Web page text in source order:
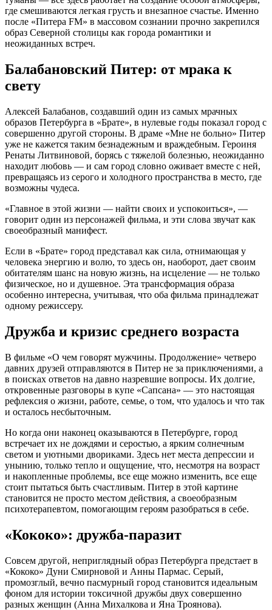
где смешиваются легкая грусть и внезапное счастье. Именно
после «Питера FM» в массовом сознании прочно закрепился
образ Северной столицы как города романтики и
неожиданных встреч.
Балабановский Питер: от мрака к
свету
Алексей Балабанов, создавший один из самых мрачных
образов Петербурга в «Брате», в нулевые годы показал город с
совершенно другой стороны. В драме «Мне не больно» Питер
уже не кажется таким безнадежным и враждебным. Героиня
Ренаты Литвиновой, борясь с тяжелой болезнью, неожиданно
находит любовь — и сам город словно оживает вместе с ней,
превращаясь из серого и холодного пространства в место, где
возможны чудеса.
«Главное в этой жизни — найти своих и успокоиться», —
говорит один из персонажей фильма, и эти слова звучат как
своеобразный манифест.
Если в «Брате» город представал как сила, отнимающая у
человека энергию и волю, то здесь он, наоборот, дает своим
обитателям шанс на новую жизнь, на исцеление — не только
физическое, но и душевное. Эта трансформация образа
особенно интересна, учитывая, что оба фильма принадлежат
одному режиссеру.
Дружба и кризис среднего возраста
В фильме «О чем говорят мужчины. Продолжение» четверо
давних друзей отправляются в Питер не за приключениями, а
в поисках ответов на давно назревшие вопросы. Их долгие,
откровенные разговоры в купе «Сапсана» — это настоящая
рефлексия о жизни, работе, семье, о том, что удалось и что так
и осталось несбыточным.
Но когда они наконец оказываются в Петербурге, город
встречает их не дождями и серостью, а ярким солнечным
светом и уютными двориками. Здесь нет места депрессии и
унынию, только тепло и ощущение, что, несмотря на возраст
и накопленные проблемы, все еще можно изменить, все еще
стоит пытаться быть счастливым. Питер в этой картине
становится не просто местом действия, а своеобразным
психотерапевтом, помогающим героям разобраться в себе.
«Кококо»: дружба-паразит
Совсем другой, неприглядный образ Петербурга предстает в
«Кококо» Дуни Смирновой и Анны Пармас. Серый,
промозглый, вечно пасмурный город становится идеальным
фоном для истории токсичной дружбы двух совершенно
разных женщин (Анна Михалкова и Яна Троянова).